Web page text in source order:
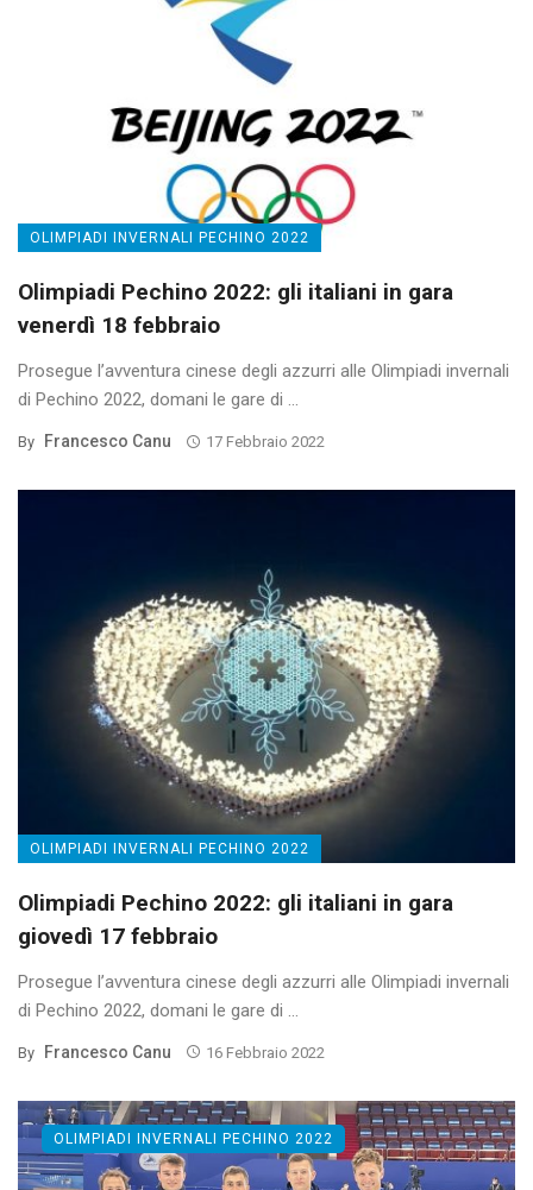
OLIMPIADI INVERNALI PECHINO 2022
Olimpiadi Pechino 2022: gli italiani in gara
venerdì 18 febbraio
Prosegue l’avventura cinese degli azzurri alle Olimpiadi invernali
di Pechino 2022, domani le gare di ...
By Francesco Canu 17 Febbraio 2022
OLIMPIADI INVERNALI PECHINO 2022
Olimpiadi Pechino 2022: gli italiani in gara
giovedì 17 febbraio
Prosegue l’avventura cinese degli azzurri alle Olimpiadi invernali
di Pechino 2022, domani le gare di ...
By Francesco Canu 16 Febbraio 2022
OLIMPIADI INVERNALI PECHINO 2022